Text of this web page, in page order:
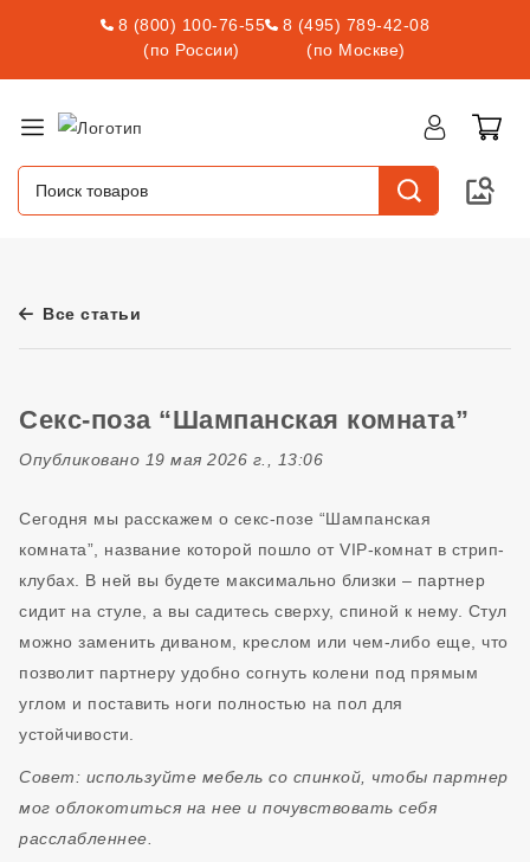
8 (800) 100-76-55
(по России)
8 (495) 789-42-08
(по Москве)
Все статьи
Секс-поза “Шампанская комната”
Опубликовано 19 мая 2026 г., 13:06
Сегодня мы расскажем о секс-позе “Шампанская
комната”, название которой пошло от VIP-комнат в стрип-
клубах. В ней вы будете максимально близки – партнер
сидит на стуле, а вы садитесь сверху, спиной к нему. Стул
можно заменить диваном, креслом или чем-либо еще, что
позволит партнеру удобно согнуть колени под прямым
углом и поставить ноги полностью на пол для
устойчивости.
Совет: используйте мебель со спинкой, чтобы партнер
мог облокотиться на нее и почувствовать себя
расслабленнее.